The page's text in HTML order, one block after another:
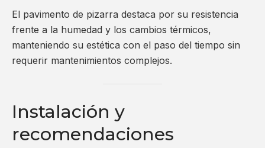
El pavimento de pizarra destaca por su resistencia
frente a la humedad y los cambios térmicos,
manteniendo su estética con el paso del tiempo sin
requerir mantenimientos complejos.
Instalación y
recomendaciones